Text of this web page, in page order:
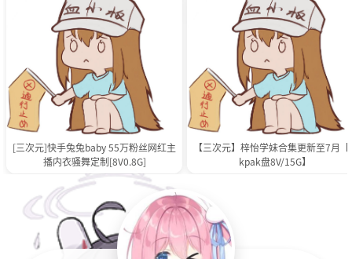
[三次元]快手兔兔baby 55万粉丝网红主
播内衣骚舞定制[8V0.8G]
【三次元】梓怡学妹合集更新至7月
kpak盘8V/15G】